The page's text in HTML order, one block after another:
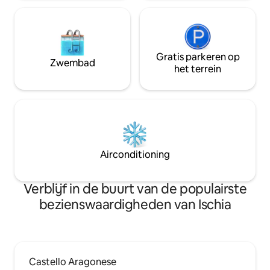
Zwembad
Gratis parkeren op
het terrein
Airconditioning
Verblijf in de buurt van de populairste
bezienswaardigheden van Ischia
Castello Aragonese